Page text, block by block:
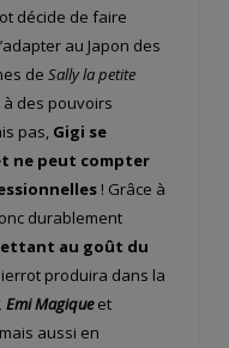
décide de faire
au Japon des
de Sally la petite
des pouvoirs
pas, Gigi se
ne peut compter
! Grâce à
durablement
au goût du
produira dans la
Emi Magique et
aussi en